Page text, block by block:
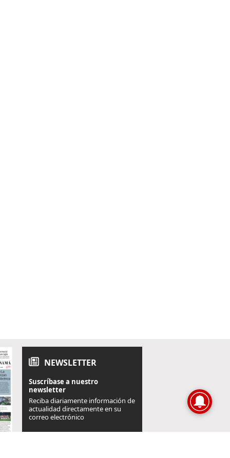
NEWSLETTER
Suscríbase a nuestro
newsletter
Reciba diariamente información de
actualidad directamente en su
correo electrónico